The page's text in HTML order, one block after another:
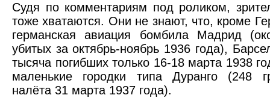
Судя по комментариям под роликом,
тоже хватаются. Они не знают, что, кроме
германская авиация бомбила Мадрид
убитых за октябрь-ноябрь 1936 года),
тысяча погибших только 16-18 марта 1938
маленькие городки типа Дуранго (248
налёта 31 марта 1937 года).